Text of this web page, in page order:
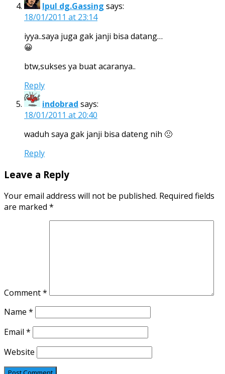
Ipul dg.Gassing says:
18/01/2011 at 23:14
iyya..saya juga gak janji bisa datang…
😀
btw,sukses ya buat acaranya..
Reply
indobrad says:
18/01/2011 at 20:40
waduh saya gak janji bisa dateng nih 🙁
Reply
Leave a Reply
Your email address will not be published. Required fields
are marked *
Comment*
Name *
Email *
Website